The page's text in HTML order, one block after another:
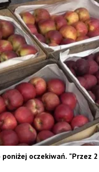
poniżej oczekiwań. "Przez